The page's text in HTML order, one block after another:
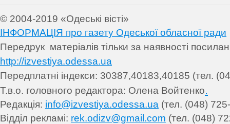
© 2004-2019 «Одеські вісті»
ІНФОРМАЦІЯ про газету Одеської обласної ради
Передрук матеріалів тільки за наявності
http://izvestiya.odessa.ua
Передплатні індекси: 30387,40183,40185 (тел.
Т.в.о. головного редактора: Олена Войтенко.
Редакція: info@izvestiya.odessa.ua (тел. (048)
Відділ рекламі: rek.odizv@gmail.com (тел. (048)